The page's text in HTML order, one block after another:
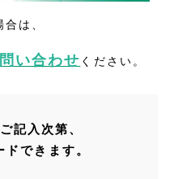
は、
い合わせ ください。
記入次第、
できます。